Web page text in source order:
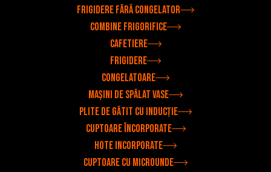
Frigidere fără congelator
Combine frigorifice
Cafetiere
Frigidere
Congelatoare
Mașini de spălat vase
Plite de gătit cu inducție
Cuptoare încorporate
Hote incorporate
Cuptoare cu microunde